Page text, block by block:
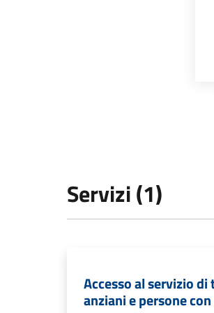
Servizi (1)
Accesso al servizio
anziani e persone